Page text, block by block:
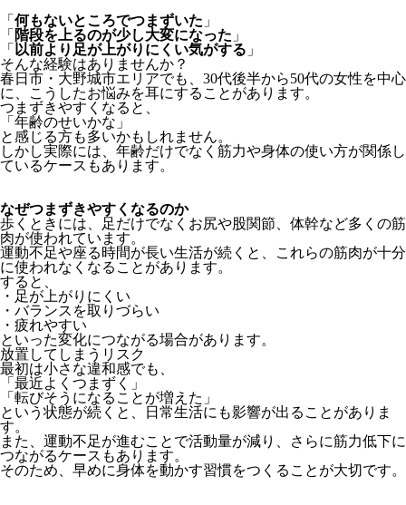
「 何もないところでつまずいた 」
「 階段を上るのが少し大変になった 」
「 以前より足が上がりにくい気がする 」
そんな経験はありませんか？
春日市・大野城市エリアでも、30代後半から50代の女性を中心
に、こうしたお悩みを耳にすることがあります。
つまずきやすくなると、
「年齢のせいかな」
と感じる方も多いかもしれません。
しかし実際には、年齢だけでなく筋力や身体の使い方が関係し
ているケースもあります。
なぜつまずきやすくなるのか
歩くときには、足だけでなくお尻や股関節、体幹など多くの筋
肉が使われています。
運動不足や座る時間が長い生活が続くと、これらの筋肉が十分
に使われなくなることがあります。
すると、
・足が上がりにくい
・バランスを取りづらい
・疲れやすい
といった変化につながる場合があります。
放置してしまうリスク
最初は小さな違和感でも、
「最近よくつまずく」
「転びそうになることが増えた」
という状態が続くと、日常生活にも影響が出ることがありま
す。
また、運動不足が進むことで活動量が減り、さらに筋力低下に
つながるケースもあります。
そのため、早めに身体を動かす習慣をつくることが大切です。